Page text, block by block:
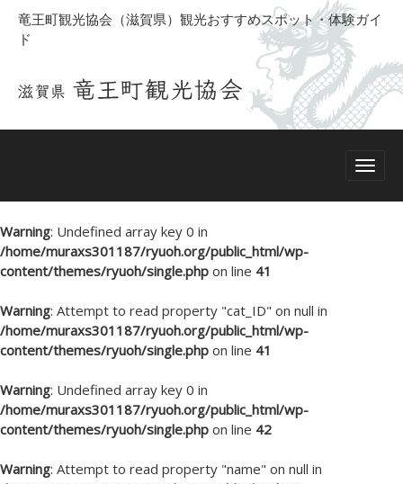
竜王町観光協会（滋賀県）観光おすすめスポット・体験ガイ
ド
Warning: Undefined array key 0 in
/home/muraxs301187/ryuoh.org/public_html/wp-
content/themes/ryuoh/single.php on line 41
Warning: Attempt to read property "cat_ID" on null in
/home/muraxs301187/ryuoh.org/public_html/wp-
content/themes/ryuoh/single.php on line 41
Warning: Undefined array key 0 in
/home/muraxs301187/ryuoh.org/public_html/wp-
content/themes/ryuoh/single.php on line 42
Warning: Attempt to read property "name" on null in